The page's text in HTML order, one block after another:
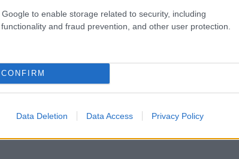
to enable storage related to security, including
and fraud prevention, and other user protection.
CONFIRM
Data Deletion Data Access Privacy Policy